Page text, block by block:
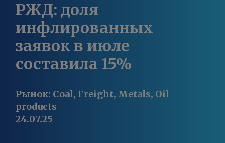
РЖД: доля
инфлированных
заявок в июле
составила 15%
Рынок: Coal, Freight, Metals, Oil
products
24.07.25